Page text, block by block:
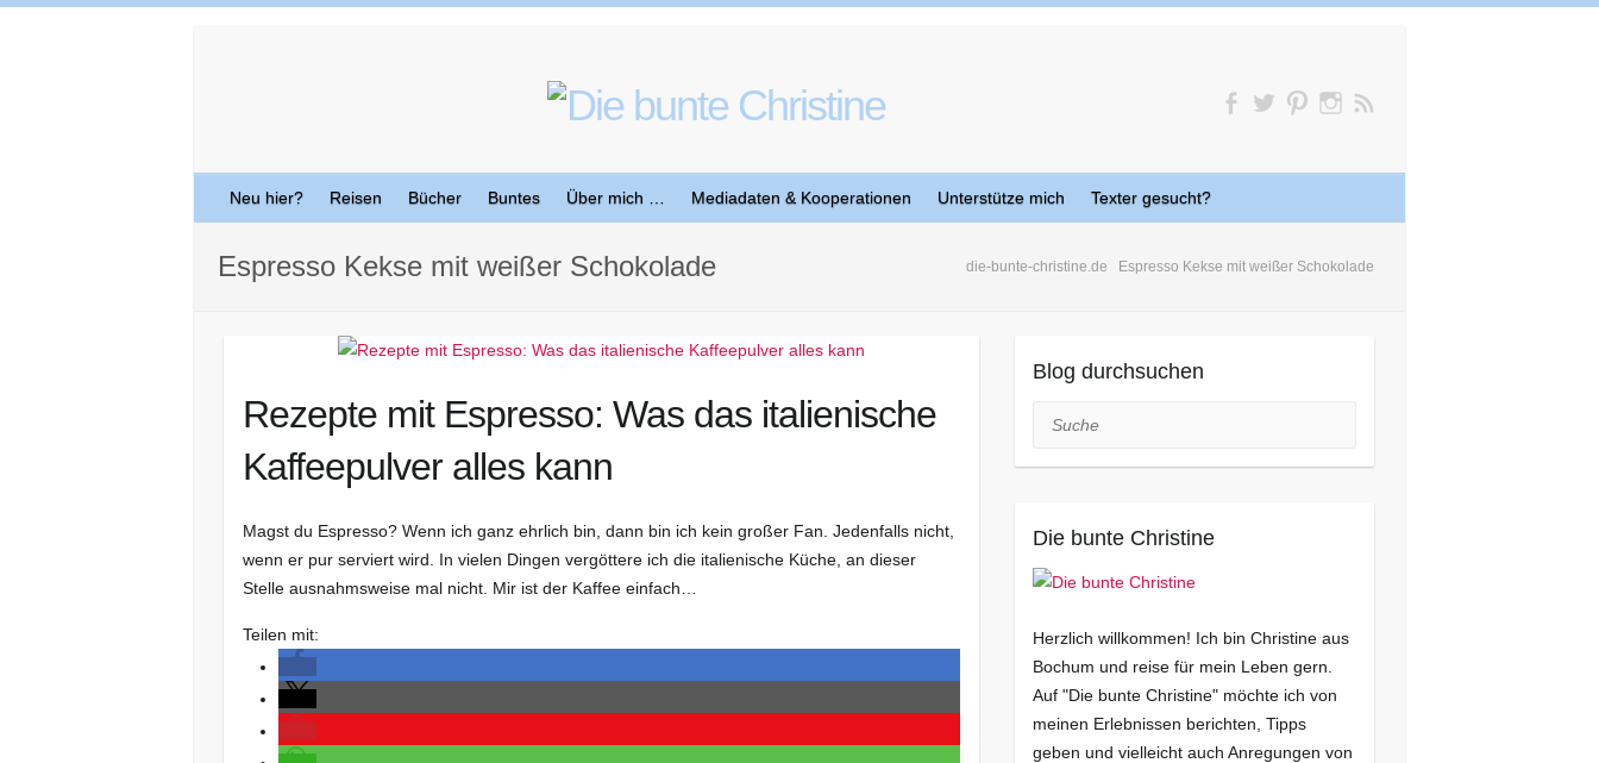
Neu hier? Reisen Bücher Buntes Über mich … Mediadaten & Kooperationen Unterstütze mich Texter gesucht?
die-bunte-christine.de Espresso Kekse mit weißer Schokolade
Espresso Kekse mit weißer Schokolade
Rezepte mit Espresso: Was das italienische
Kaffeepulver alles kann
Magst du Espresso? Wenn ich ganz ehrlich bin, dann bin ich kein großer Fan. Jedenfalls nicht,
wenn er pur serviert wird. In vielen Dingen vergöttere ich die italienische Küche, an dieser
Stelle ausnahmsweise mal nicht. Mir ist der Kaffee einfach…
Teilen mit:
Blog durchsuchen
Suche
Die bunte Christine
Herzlich willkommen! Ich bin Christine aus
Bochum und reise für mein Leben gern.
Auf "Die bunte Christine" möchte ich von
meinen Erlebnissen berichten, Tipps
geben und vielleicht auch Anregungen von